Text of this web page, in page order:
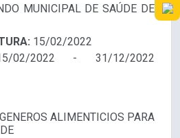
MUNICIPAL DE SAÚDE DE
15/02/2022
02/2022 - 31/12/2022
ALIMENTICIOS PARA